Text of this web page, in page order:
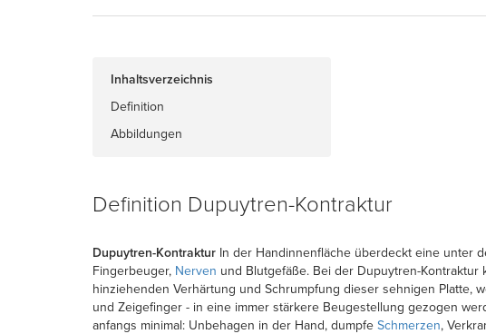
Inhaltsverzeichnis
Definition
Abbildungen
Definition Dupuytren-Kontraktur
Dupuytren-Kontraktur In der Handinnenfläche überdeckt eine unter
Fingerbeuger, Nerven und Blutgefäße. Bei der Dupuytren-
hinziehenden Verhärtung und Schrumpfung dieser sehnigen Platte,
und Zeigefinger - in eine immer stärkere Beugestellung gezogen
anfangs minimal: Unbehagen in der Hand, dumpfe Schmerzen,